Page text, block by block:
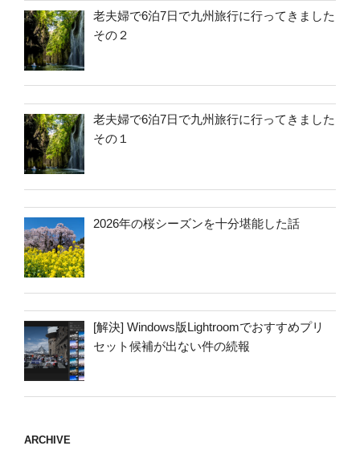
老夫婦で6泊7日で九州旅行に行ってきました
その２
老夫婦で6泊7日で九州旅行に行ってきました
その１
2026年の桜シーズンを十分堪能した話
[解決] Windows版Lightroomでおすすめプリ
セット候補が出ない件の続報
ARCHIVE